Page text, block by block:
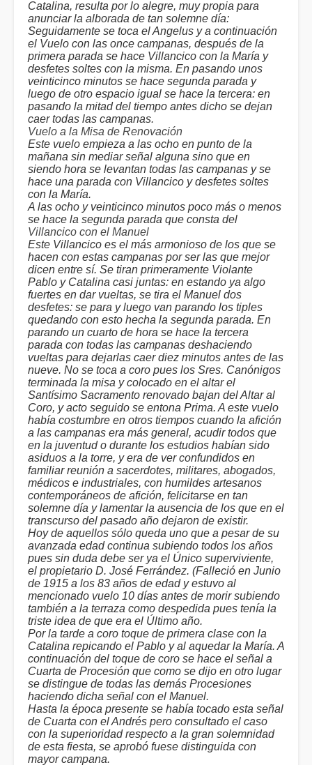
Catalina, resulta por lo alegre, muy propia para
anunciar la alborada de tan solemne día:
Seguidamente se toca el Angelus y a continuación
el Vuelo con las once campanas, después de la
primera parada se hace Villancico con la María y
desfetes soltes con la misma. En pasando unos
veinticinco minutos se hace segunda parada y
luego de otro espacio igual se hace la tercera: en
pasando la mitad del tiempo antes dicho se dejan
caer todas las campanas.
Vuelo a la Misa de Renovación
Este vuelo empieza a las ocho en punto de la
mañana sin mediar señal alguna sino que en
siendo hora se levantan todas las campanas y se
hace una parada con Villancico y desfetes soltes
con la María.
A las ocho y veinticinco minutos poco más o menos
se hace la segunda parada que consta del
Villancico con el Manuel
Este Villancico es el más armonioso de los que se
hacen con estas campanas por ser las que mejor
dicen entre sí. Se tiran primeramente Violante
Pablo y Catalina casi juntas: en estando ya algo
fuertes en dar vueltas, se tira el Manuel dos
desfetes: se para y luego van parando los tiples
quedando con esto hecha la segunda parada. En
parando un cuarto de hora se hace la tercera
parada con todas las campanas deshaciendo
vueltas para dejarlas caer diez minutos antes de las
nueve. No se toca a coro pues los Sres. Canónigos
terminada la misa y colocado en el altar el
Santísimo Sacramento renovado bajan del Altar al
Coro, y acto seguido se entona Prima. A este vuelo
había costumbre en otros tiempos cuando la afición
a las campanas era más general, acudir todos que
en la juventud o durante los estudios habían sido
asiduos a la torre, y era de ver confundidos en
familiar reunión a sacerdotes, militares, abogados,
médicos e industriales, con humildes artesanos
contemporáneos de afición, felicitarse en tan
solemne día y lamentar la ausencia de los que en el
transcurso del pasado año dejaron de existir.
Hoy de aquellos sólo queda uno que a pesar de su
avanzada edad continua subiendo todos los años
pues sin duda debe ser ya el Único superviviente,
el propietario D. José Ferrández. (Falleció en Junio
de 1915 a los 83 años de edad y estuvo al
mencionado vuelo 10 días antes de morir subiendo
también a la terraza como despedida pues tenía la
triste idea de que era el Último año.
Por la tarde a coro toque de primera clase con la
Catalina repicando el Pablo y al aquedar la María. A
continuación del toque de coro se hace el señal a
Cuarta de Procesión que como se dijo en otro lugar
se distingue de todas las demás Procesiones
haciendo dicha señal con el Manuel.
Hasta la época presente se había tocado esta señal
de Cuarta con el Andrés pero consultado el caso
con la superioridad respecto a la gran solemnidad
de esta fiesta, se aprobó fuese distinguida con
mayor campana.